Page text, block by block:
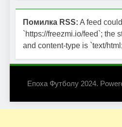
Помилка RSS: A feed
`https://freezmi.io/feed`; the
and content-type is `text/
Епоха Футболу 2024.